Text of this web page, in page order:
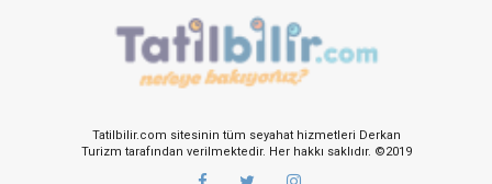
Tatilbilir.com sitesinin tüm seyahat hizmetleri Derkan
Turizm tarafından verilmektedir. Her hakkı saklıdır. ©2019